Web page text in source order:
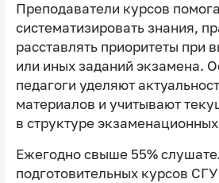
Преподаватели курсов
систематизировать знания,
расставлять приоритеты при
или иных заданий экзамена.
педагоги уделяют
материалов и учитывают
в структуре
Ежегодно свыше 55%
подготовительных курсов СГУ